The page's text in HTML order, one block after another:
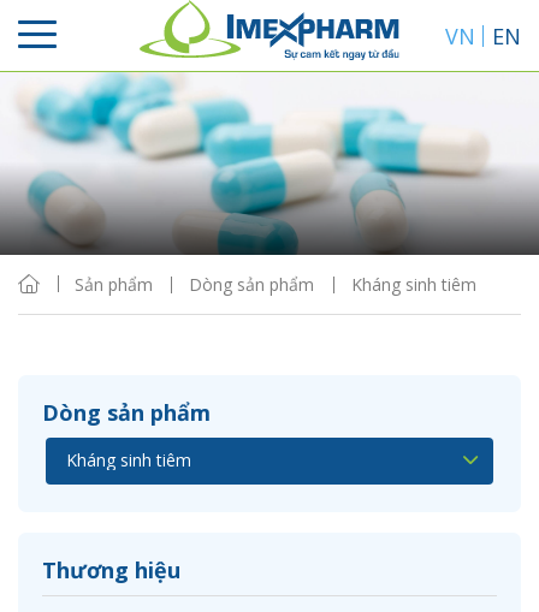
VN EN
Sản phẩm Dòng sản phẩm Kháng sinh tiêm
Dòng sản phẩm
Thương hiệu
Sắp xếp
Hiển thị